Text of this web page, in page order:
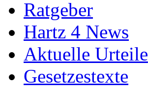
Ratgeber
Hartz 4 News
Aktuelle Urteile
Gesetzestexte